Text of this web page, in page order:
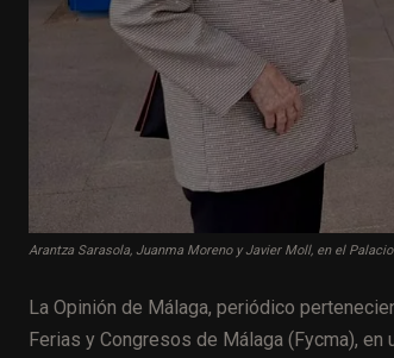
Arantza Sarasola, Juanma Moreno y Javier Moll, en el
La Opinión de Málaga, periódico
Ferias y Congresos de Málaga (Fycma), en